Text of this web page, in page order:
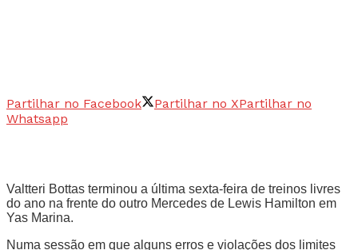
Partilhar no Facebook Partilhar no XPartilhar no
Whatsapp
Valtteri Bottas terminou a última sexta-feira de treinos livres
do ano na frente do outro Mercedes de Lewis Hamilton em
Yas Marina.
Numa sessão em que alguns erros e violações dos limites